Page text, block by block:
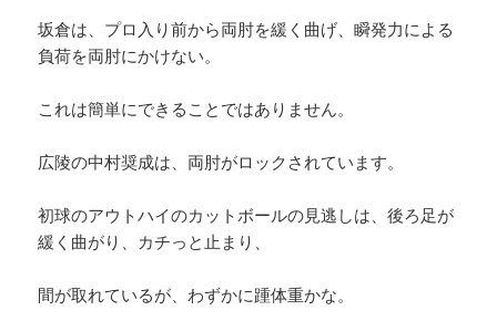
坂倉は、プロ入り前から両肘を緩く曲げ、瞬発力による
負荷を両肘にかけない。
これは簡単にできることではありません。
広陵の中村奨成は、両肘がロックされています。
初球のアウトハイのカットボールの見逃しは、後ろ足が
緩く曲がり、カチっと止まり、
間が取れているが、わずかに踵体重かな。